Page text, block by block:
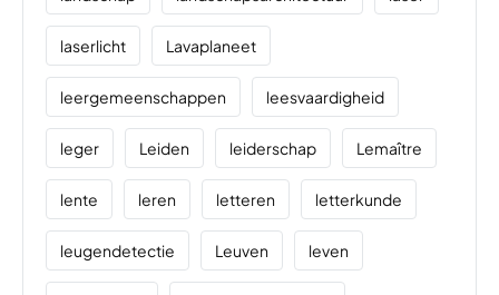
laserlicht Lavaplaneet
leergemeenschappen leesvaardigheid
leger Leiden leiderschap Lemaître
lente leren letteren letterkunde
leugendetectie Leuven leven